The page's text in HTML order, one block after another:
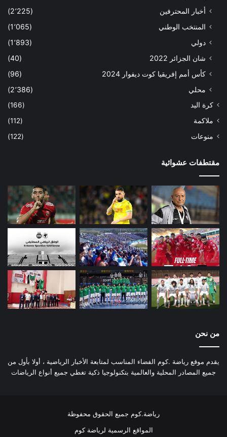
أخبار المحترفين
(2٬225)
المنتخب الوطني
(1٬065)
دولي
(1٬893)
شان الجزائر 2022
(40)
كأس أمم إفريقيا كوت ديفوار 2024
(96)
محلي
(2٬386)
كرة اليد
(166)
ملاكمة
(112)
منوعات
(122)
مقتطفات عشوائية
من نحن
يقدم موقع رياضة .كوم الفضاء المناسب لمتابعة الأخبار الرياضية ، أولا بأول من
جميع المصادر المحلية والعالمية بتكنولوجيا ذكية تغطي جميع أنواع الرياضات
رياضة.كوم جميع الحقوق محفوظة
المواقع الرسمية لرياضة كوم